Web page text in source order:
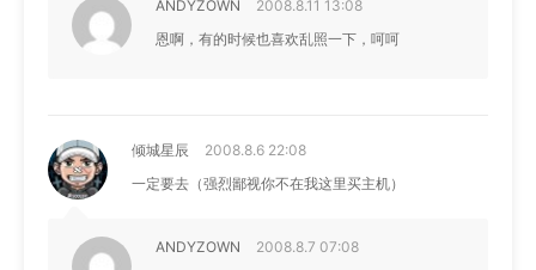
ANDYZOWN
2008.8.11 13:08
恩啊，有的时候也喜欢乱照一下，呵呵
倾城星辰
2008.8.6 22:08
一定要去（强烈鄙视你不在我这里买主机）
ANDYZOWN 2008.8.7 07:08